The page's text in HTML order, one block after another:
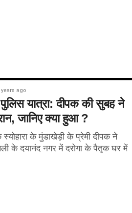
years ago
यात्रा: दीपक की सुबह ने
जानिए क्या हुआ ?
स्योहारा के मुंडाखेड़ी के प्रेमी दीपक ने
के दयानंद नगर में दरोगा के पैतृक घर में